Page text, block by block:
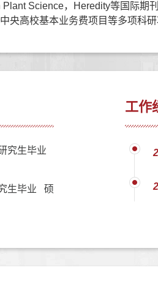
Science，Heredity等国际期
高校基本业务费项目等多项科
究生毕业
生毕业 硕
工作